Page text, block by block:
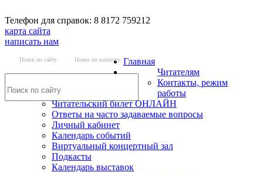
Телефон для справок: 8 8172 759212
карта сайта
написать нам
Поиск по сайту Поиск по каталогу Главная
Читателям
Контакты, режим
работы
Читательский билет ОНЛАЙН
Ответы на часто задаваемые вопросы
Личный кабинет
Календарь событий
Виртуальный концертный зал
Подкасты
Календарь выставок